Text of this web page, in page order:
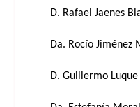
D. Rafael Jaenes
Da. Rocío Jiménez
D. Guillermo Luque